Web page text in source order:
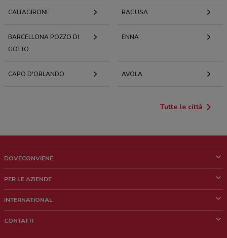
CALTAGIRONE RAGUSA
BARCELLONA POZZO DI
GOTTO
ENNA
CAPO D'ORLANDO AVOLA
Tutte le città
DOVECONVIENE
Chi siamo
Lavora con noi
PER LE AZIENDE
Richieste commerciali e marketing
INTERNATIONAL
CONTATTI